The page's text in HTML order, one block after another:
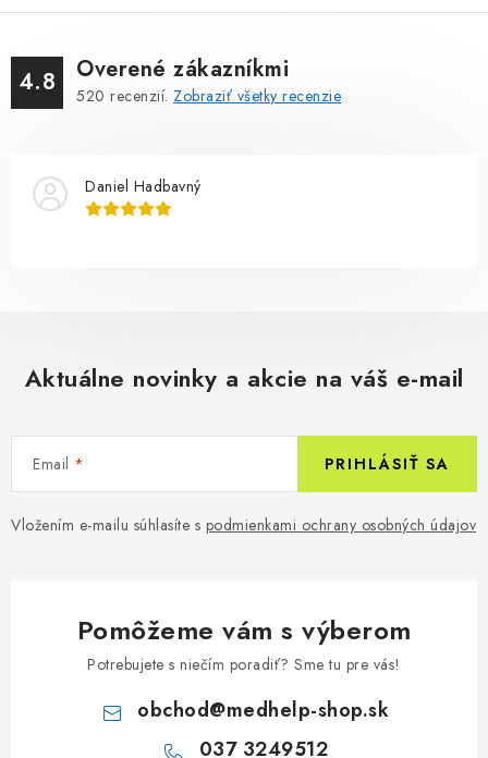
4.8 Overené zákazníkmi
520 recenzií. Zobraziť všetky recenzie
Daniel Hadbavný
Aktuálne novinky a akcie na váš e-mail
Email
Vložením e-mailu súhlasíte s podmienkami ochrany osobných údajov
PRIHLÁSIŤ SA
Pomôžeme vám s výberom
Potrebujete s niečím poradiť? Sme tu pre vás!
obchod@medhelp-shop.sk
037 3249512